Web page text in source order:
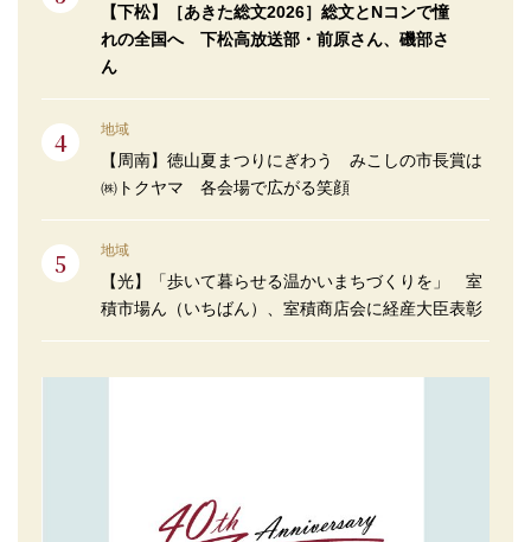
【下松】［あきた総文2026］総文とNコンで憧
れの全国へ 下松高放送部・前原さん、磯部さ
ん
地域
【周南】徳山夏まつりにぎわう みこしの市長賞は
㈱トクヤマ 各会場で広がる笑顔
地域
【光】「歩いて暮らせる温かいまちづくりを」 室
積市場ん（いちばん）、室積商店会に経産大臣表彰